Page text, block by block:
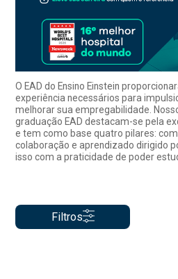
O EAD do Ensino Einstein
experiência necessários para
melhorar sua empregabilidade.
graduação EAD destacam-se pela
e tem como base quatro pilares:
colaboração e aprendizado dirigido
isso com a praticidade de poder
Filtros